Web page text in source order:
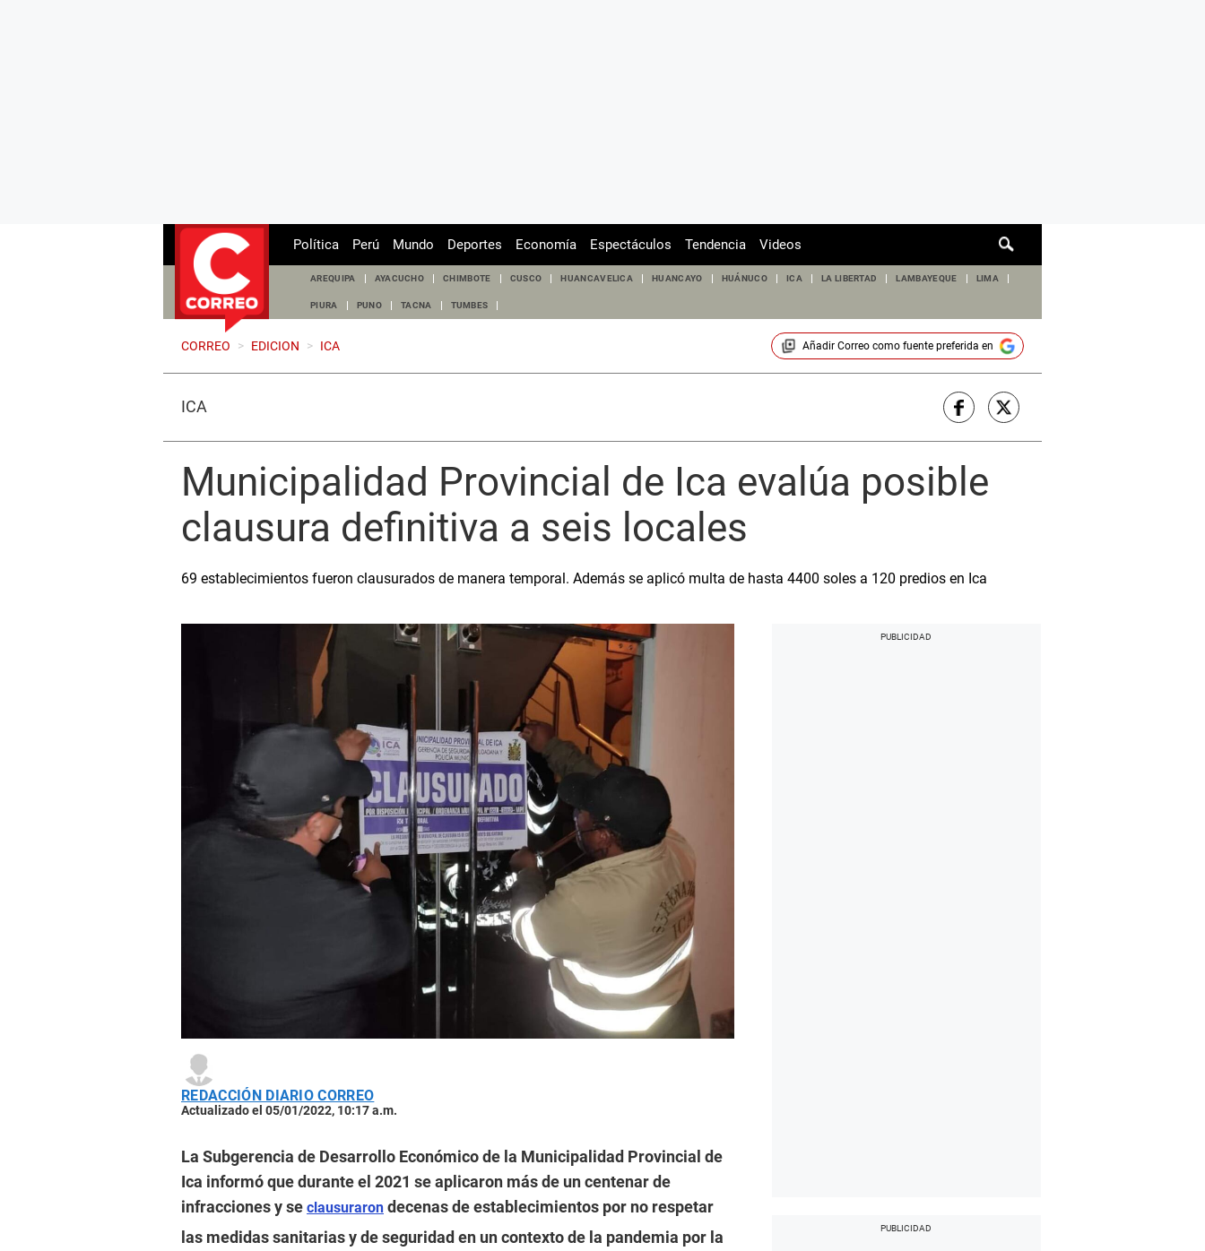
de
Política Perú Mundo Deportes Economía Espectáculos Tendencia Videos
AREQUIPA AYACUCHO CHIMBOTE CUSCO HUANCAVELICA HUANCAYO HUÁNUCO ICA LA LIBERTAD LAMBAYEQUE LIMA
PIURA PUNO TACNA TUMBES
CORREO > EDICION > ICA Añadir Correocomo fuente preferida en
ICA
Municipalidad Provincial de Ica evalúa posible
clausura definitiva a seis locales
69 establecimientos fueron clausurados de manera temporal. Además se aplicó multa de hasta 4400 soles a 120 predios en Ica
REDACCIÓN DIARIO CORREO
Actualizado el 05/01/2022, 10:17 a.m.
La Subgerencia de Desarrollo Económico de la Municipalidad Provincial de
Ica informó que durante el 2021 se aplicaron más de un centenar de
infracciones y se clausuraron decenas de establecimientos por no respetar
las medidas sanitarias y de seguridad en un contexto de la pandemia por la